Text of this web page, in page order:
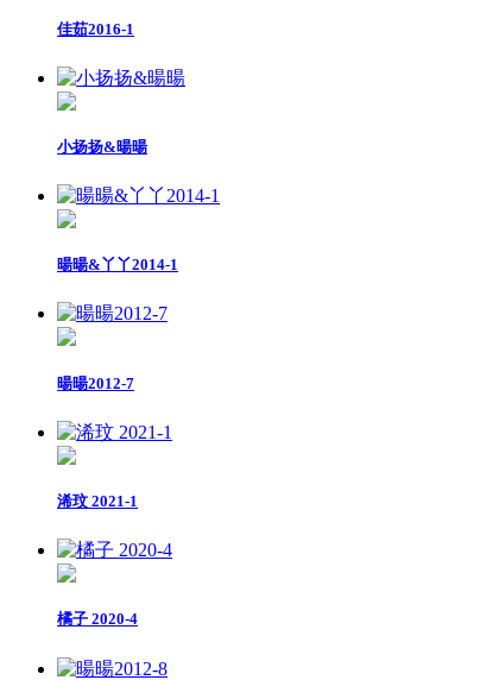
佳茹2016-1
小扬扬&暘暘
暘暘&丫丫2014-1
暘暘2012-7
浠玟 2021-1
橘子 2020-4